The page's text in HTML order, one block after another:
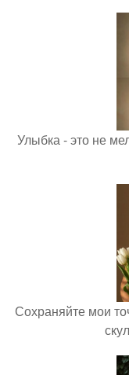
Улыбка - это не
Сохраняйте мои